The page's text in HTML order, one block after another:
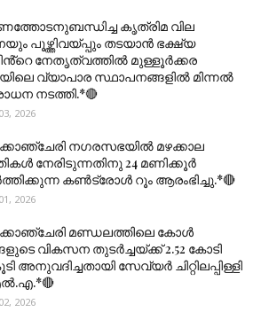
കൃത്രിമ വില
പൂഴ്ത്തിവയ്പ്പും തടയാൻ ഭക്ഷ്യ
നേതൃത്വത്തിൽ മുള്ളൂർക്കര
വ്യാപാര സ്ഥാപനങ്ങളിൽ മിന്നൽ
നടത്തി.*🔴
2026
നഗരസഭയിൽ മഴക്കാല
നേരിടുന്നതിനു 24 മണിക്കൂർ
കൺട്രോൾ റൂം ആരംഭിച്ചു.*🔴
2026
മണ്ഡലത്തിലെ കോൾ
വികസന തുടർച്ചയ്ക്ക് 2.52 കോടി
അനുവദിച്ചതായി സേവ്യർ ചിറ്റിലപ്പിള്ളി
2026